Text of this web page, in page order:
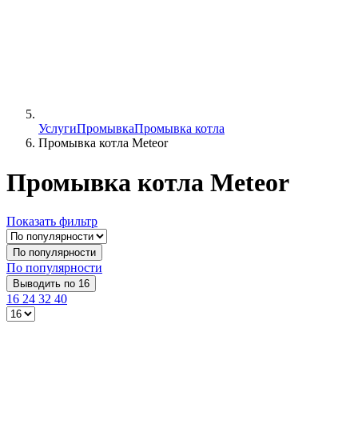
УслугиПромывкаПромывка котла
Промывка котла Meteor
Промывка котла Meteor
Показать фильтр
По популярности
По популярности
Выводить по 16
16 24 32 40